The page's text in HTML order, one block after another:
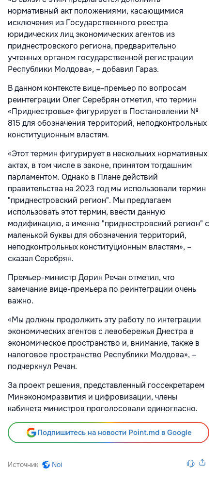
нормативный акт положениями, касающимися
исключения из Государственного реестра
юридических лиц экономических агентов из
приднестровского региона, предварительно
учтенных органом государственной регистрации
Республики Молдова», – добавил Гараз.
В данном контексте вице-премьер по вопросам
реинтеграции Олег Серебрян отметил, что термин
«Приднестровье» фигурирует в Постановлении №
815 для обозначения территорий, неподконтрольных
конституционным властям.
«Этот термин фигурирует в нескольких нормативных
актах, в том числе в законе, принятом тогдашним
парламентом. Однако в Плане действий
правительства на 2023 год мы использовали термин
"приднестровский регион". Мы предлагаем
использовать этот термин, ввести данную
модификацию, а именно "приднестровский регион" с
маленькой буквы для обозначения территорий,
неподконтрольных конституционным властям», –
сказал Серебрян.
Премьер-министр Дорин Речан отметил, что
замечание вице-премьера по реинтеграции очень
важно.
«Мы должны продолжить эту работу по интеграции
экономических агентов с левобережья Днестра в
экономическое пространство и, внимание, также в
налоговое пространство Республики Молдова», –
подчеркнул Речан.
За проект решения, представленный госсекретарем
Минэкономразвития и цифровизации, члены
кабинета министров проголосовали единогласно.
Подпишитесь на новости Point.md в Google
Источник Noi